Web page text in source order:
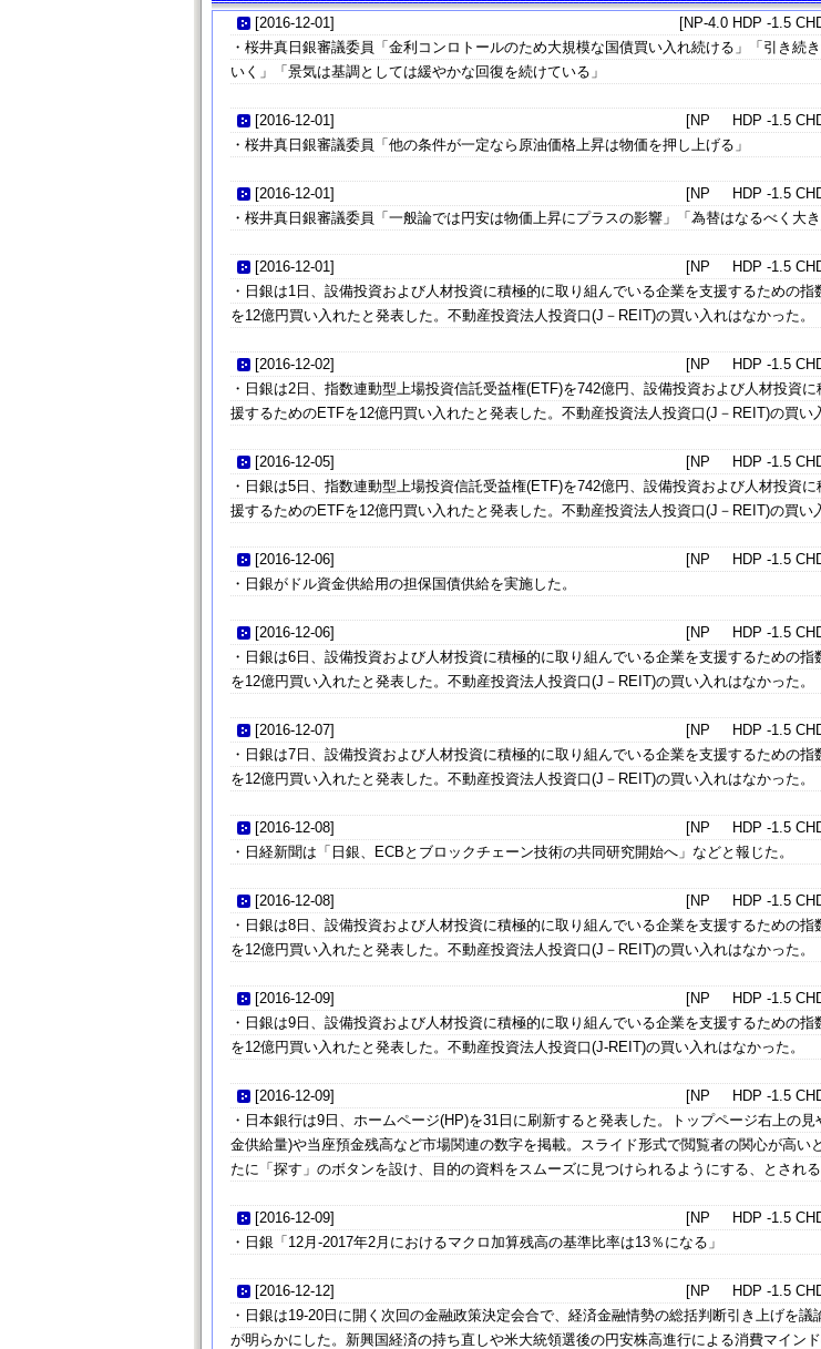
[2016-12-01]
[NP-4.0 HDP -1.5
・桜井真日銀審議委員「金利コンロトールのため大規模な国債買い入れ続ける」「引き続
いく」「景気は基調としては緩やかな回復を続けている」
[2016-12-01]
[NP HDP -1.5
・桜井真日銀審議委員「他の条件が一定なら原油価格上昇は物価を押し上げる」
[2016-12-01]
[NP HDP -1.5
・桜井真日銀審議委員「一般論では円安は物価上昇にプラスの影響」「為替はなるべく大
[2016-12-01]
[NP HDP -1.5
・日銀は1日、設備投資および人材投資に積極的に取り組んでいる企業を支援するための
を12億円買い入れたと発表した。不動産投資法人投資口(J－REIT)の買い入れはなかった。
[2016-12-02]
[NP HDP -1.5
・日銀は2日、指数連動型上場投資信託受益権(ETF)を742億円、設備投資および人材投資
援するためのETFを12億円買い入れたと発表した。不動産投資法人投資口(J－REIT)の買い
[2016-12-05]
[NP HDP -1.5
・日銀は5日、指数連動型上場投資信託受益権(ETF)を742億円、設備投資および人材投資
援するためのETFを12億円買い入れたと発表した。不動産投資法人投資口(J－REIT)の買い
[2016-12-06]
[NP HDP -1.5
・日銀がドル資金供給用の担保国債供給を実施した。
[2016-12-06]
[NP HDP -1.5
・日銀は6日、設備投資および人材投資に積極的に取り組んでいる企業を支援するための
を12億円買い入れたと発表した。不動産投資法人投資口(J－REIT)の買い入れはなかった。
[2016-12-07]
[NP HDP -1.5
・日銀は7日、設備投資および人材投資に積極的に取り組んでいる企業を支援するための
を12億円買い入れたと発表した。不動産投資法人投資口(J－REIT)の買い入れはなかった。
[2016-12-08]
[NP HDP -1.5
・日経新聞は「日銀、ECBとブロックチェーン技術の共同研究開始へ」などと報じた。
[2016-12-08]
[NP HDP -1.5
・日銀は8日、設備投資および人材投資に積極的に取り組んでいる企業を支援するための
を12億円買い入れたと発表した。不動産投資法人投資口(J－REIT)の買い入れはなかった。
[2016-12-09]
[NP HDP -1.5
・日銀は9日、設備投資および人材投資に積極的に取り組んでいる企業を支援するための
を12億円買い入れたと発表した。不動産投資法人投資口(J-REIT)の買い入れはなかった。
[2016-12-09]
[NP HDP -1.5
・日本銀行は9日、ホームページ(HP)を31日に刷新すると発表した。トップページ右上の
金供給量)や当座預金残高など市場関連の数字を掲載。スライド形式で閲覧者の関心が高い
たに「探す」のボタンを設け、目的の資料をスムーズに見つけられるようにする、とされる
[2016-12-09]
[NP HDP -1.5
・日銀「12月-2017年2月におけるマクロ加算残高の基準比率は13％になる」
[2016-12-12]
[NP HDP -1.5
・日銀は19-20日に開く次回の金融政策決定会合で、経済金融情勢の総括判断引き上げを
が明らかにした。新興国経済の持ち直しや米大統領選後の円安株高進行による消費マイン